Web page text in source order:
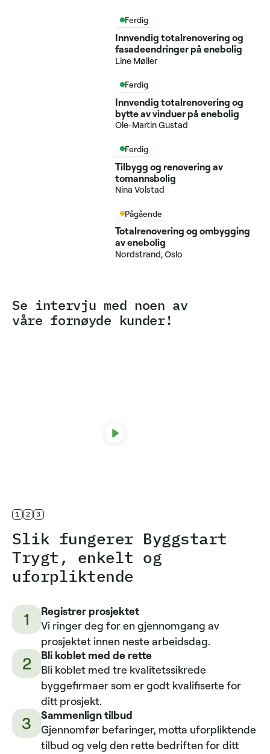
Ferdig
Innvendig totalrenovering og
fasadeendringer på enebolig
Line Møller
Ferdig
Innvendig totalrenovering og
bytte av vinduer på enebolig
Ole-Martin Gustad
Ferdig
Tilbygg og renovering av
tomannsbolig
Nina Volstad
Pågående
Totalrenovering og ombygging
av enebolig
Nordstrand, Oslo
Se intervju med noen av
våre fornøyde kunder!
1 2 3
Slik fungerer Byggstart
Trygt, enkelt og
uforpliktende
1
Registrer prosjektet
Vi ringer deg for en gjennomgang av
prosjektet innen neste arbeidsdag.
2
Bli koblet med de rette
Bli koblet med tre kvalitetssikrede
byggefirmaer som er godt kvalifiserte for
ditt prosjekt.
3
Sammenlign tilbud
Gjennomfør befaringer, motta uforpliktende
tilbud og velg den rette bedriften for ditt